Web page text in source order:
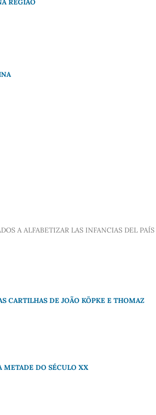
REGIÃO
A ALFABETIZAR LAS INFANCIAS DEL PAÍS
CARTILHAS DE JOÃO KÖPKE E THOMAZ
METADE DO SÉCULO XX